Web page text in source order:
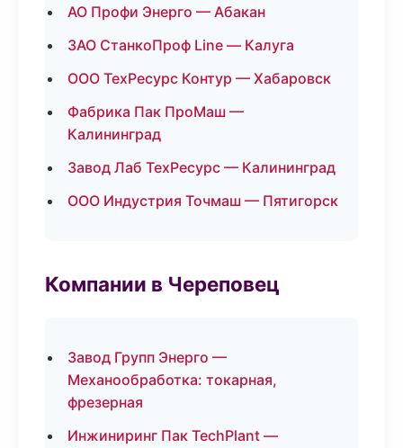
АО Профи Энерго — Абакан
ЗАО СтанкоПроф Line — Калуга
ООО ТехРесурс Контур — Хабаровск
Фабрика Пак ПроМаш —
Калининград
Завод Лаб ТехРесурс — Калининград
ООО Индустрия Точмаш — Пятигорск
Компании в Череповец
Завод Групп Энерго —
Механообработка: токарная,
фрезерная
Инжиниринг Пак TechPlant —